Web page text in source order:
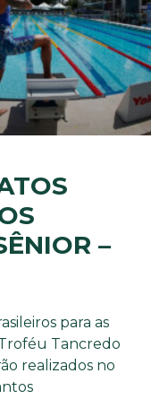
–
para as
Tancredo
realizados no